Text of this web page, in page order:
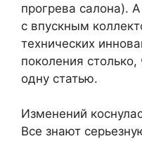
прогрева салона).
с впускным
технических
поколения
одну статью.
Изменений
Все знают